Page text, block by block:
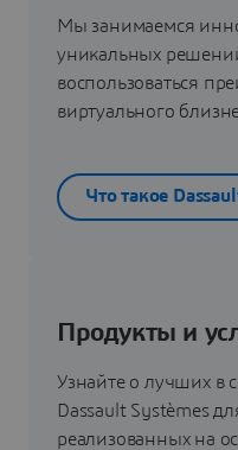
Мы занимаемся
уникальных
воспользоваться
виртуального
Что такое
Продукты и
Узнайте о лучших в
Dassault Systèmes
реализованных на